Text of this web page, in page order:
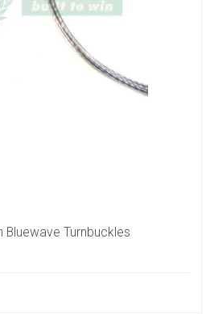
Bluewave Turnbuckles